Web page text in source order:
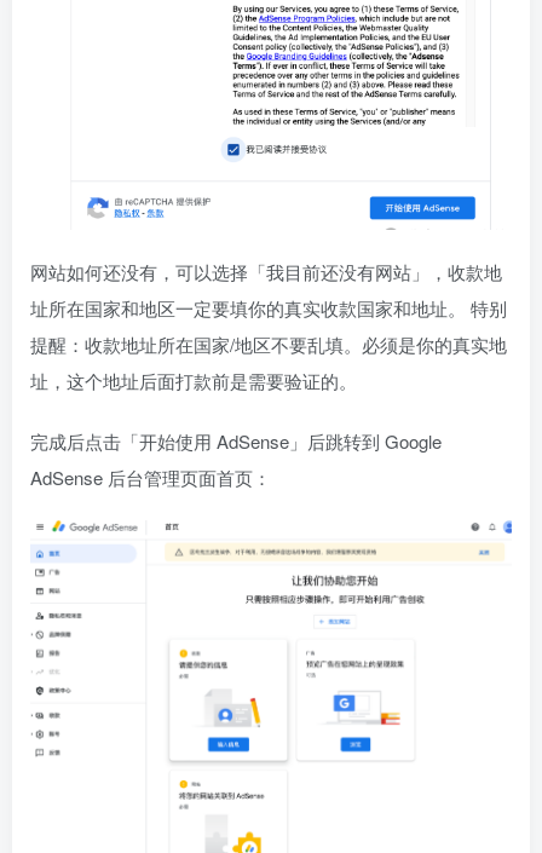
网站如何还没有，可以选择「我目前还没有网站」，收款地
址所在国家和地区一定要填你的真实收款国家和地址。 特别
提醒：收款地址所在国家/地区不要乱填。必须是你的真实地
址，这个地址后面打款前是需要验证的。
完成后点击「开始使用 AdSense」后跳转到 Google
AdSense 后台管理页面首页：